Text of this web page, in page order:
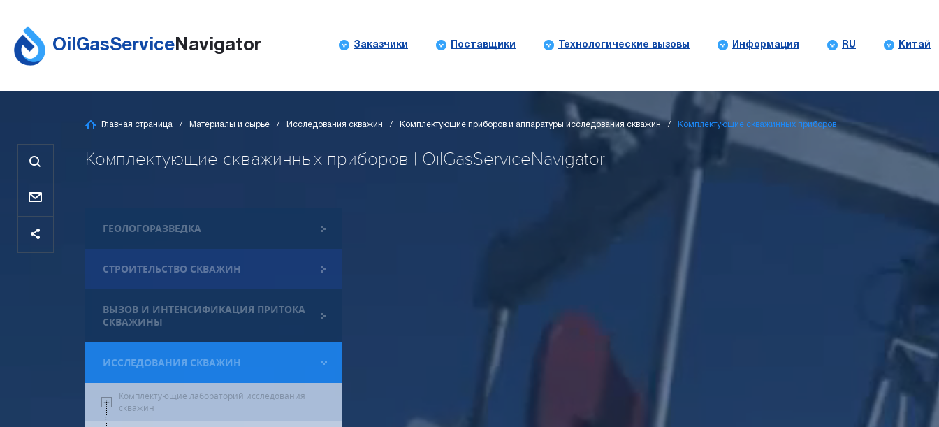
OilGasService Navigator Заказчики Поставщики Технологические вызовы Информация RU Китай
Главная страница Материалы и сырье Исследования скважин Комплектующие приборов и аппаратуры исследования скважин Комплектующие скважинных приборов
Комплектующие скважинных приборов | OilGasServiceNavigator
ГЕОЛОГОРАЗВЕДКА
СТРОИТЕЛЬСТВО СКВАЖИН
ВЫЗОВ И ИНТЕНСИФИКАЦИЯ ПРИТОКА
СКВАЖИНЫ
ИССЛЕДОВАНИЯ СКВАЖИН
Комплектующие лабораторий исследования
скважин